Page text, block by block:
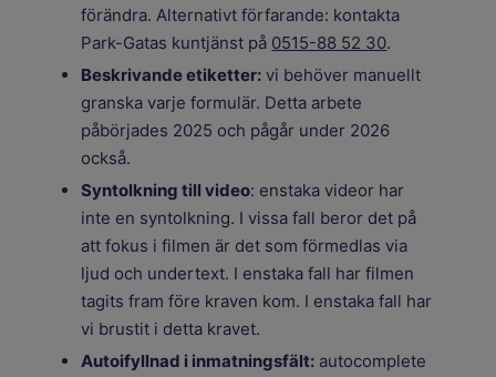
förändra. Alternativt förfarande: kontakta
Park-Gatas kuntjänst på 0515-88 52 30.
Beskrivande etiketter: vi behöver manuellt
granska varje formulär. Detta arbete
påbörjades 2025 och pågår under 2026
också.
Syntolkning till video: enstaka videor har
inte en syntolkning. I vissa fall beror det på
att fokus i filmen är det som förmedlas via
ljud och undertext. I enstaka fall har filmen
tagits fram före kraven kom. I enstaka fall har
vi brustit i detta kravet.
Autoifyllnad i inmatningsfält: autocomplete